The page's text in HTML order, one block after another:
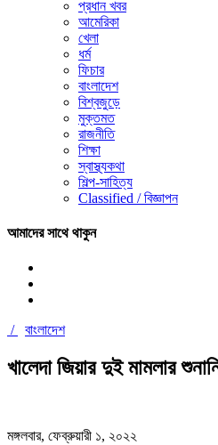
প্রধান খবর
আমেরিকা
খেলা
ধর্ম
ফিচার
বাংলাদেশ
বিশ্বজুড়ে
মুক্তমত
রাজনীতি
শিক্ষা
স্বাস্থ্যকথা
শিল্প-সাহিত্য
Classified / বিজ্ঞাপন
আমাদের সাথে থাকুন
/ বাংলাদেশ
খালেদা জিয়ার দুই মামলার
মঙ্গলবার, ফেব্রুয়ারী ১, ২০২২